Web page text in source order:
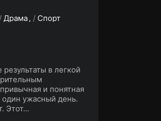
/ Драма / Спорт
в легкой
и понятная
один ужасный день.
Этот...